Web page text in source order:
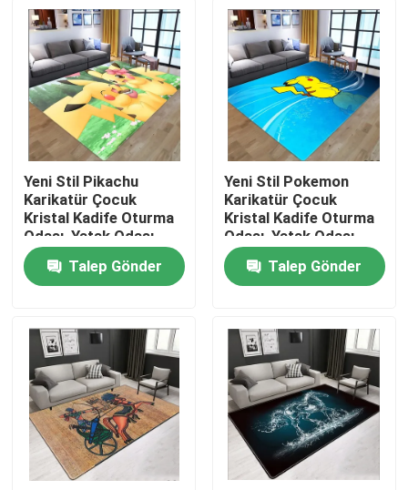
Ev
Ürünler
videolar
Hakkımızda
Yeni Stil Pikachu
Karikatür Çocuk
Kristal Kadife Oturma
Odası, Yatak Odası
Oturma Odası Zemin
Halılar Talep Gönder
Yeni Stil Pokemon
Karikatür Çocuk
Kristal Kadife Oturma
Odası, Yatak Odası
Oturma Odası Zemin
Halılar Talep Gönder